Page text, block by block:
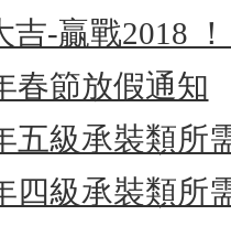
吉-贏戰2018 ！
春節放假通知
五級承裝類所
四級承裝類所